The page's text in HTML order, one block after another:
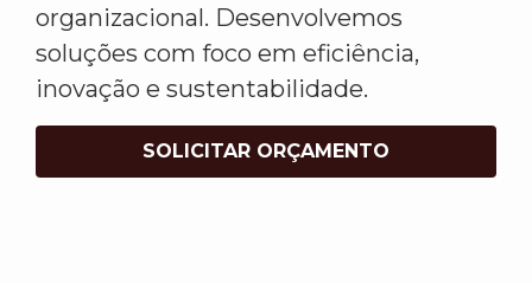
organizacional. Desenvolvemos
soluções com foco em eficiência,
inovação e sustentabilidade.
SOLICITAR ORÇAMENTO